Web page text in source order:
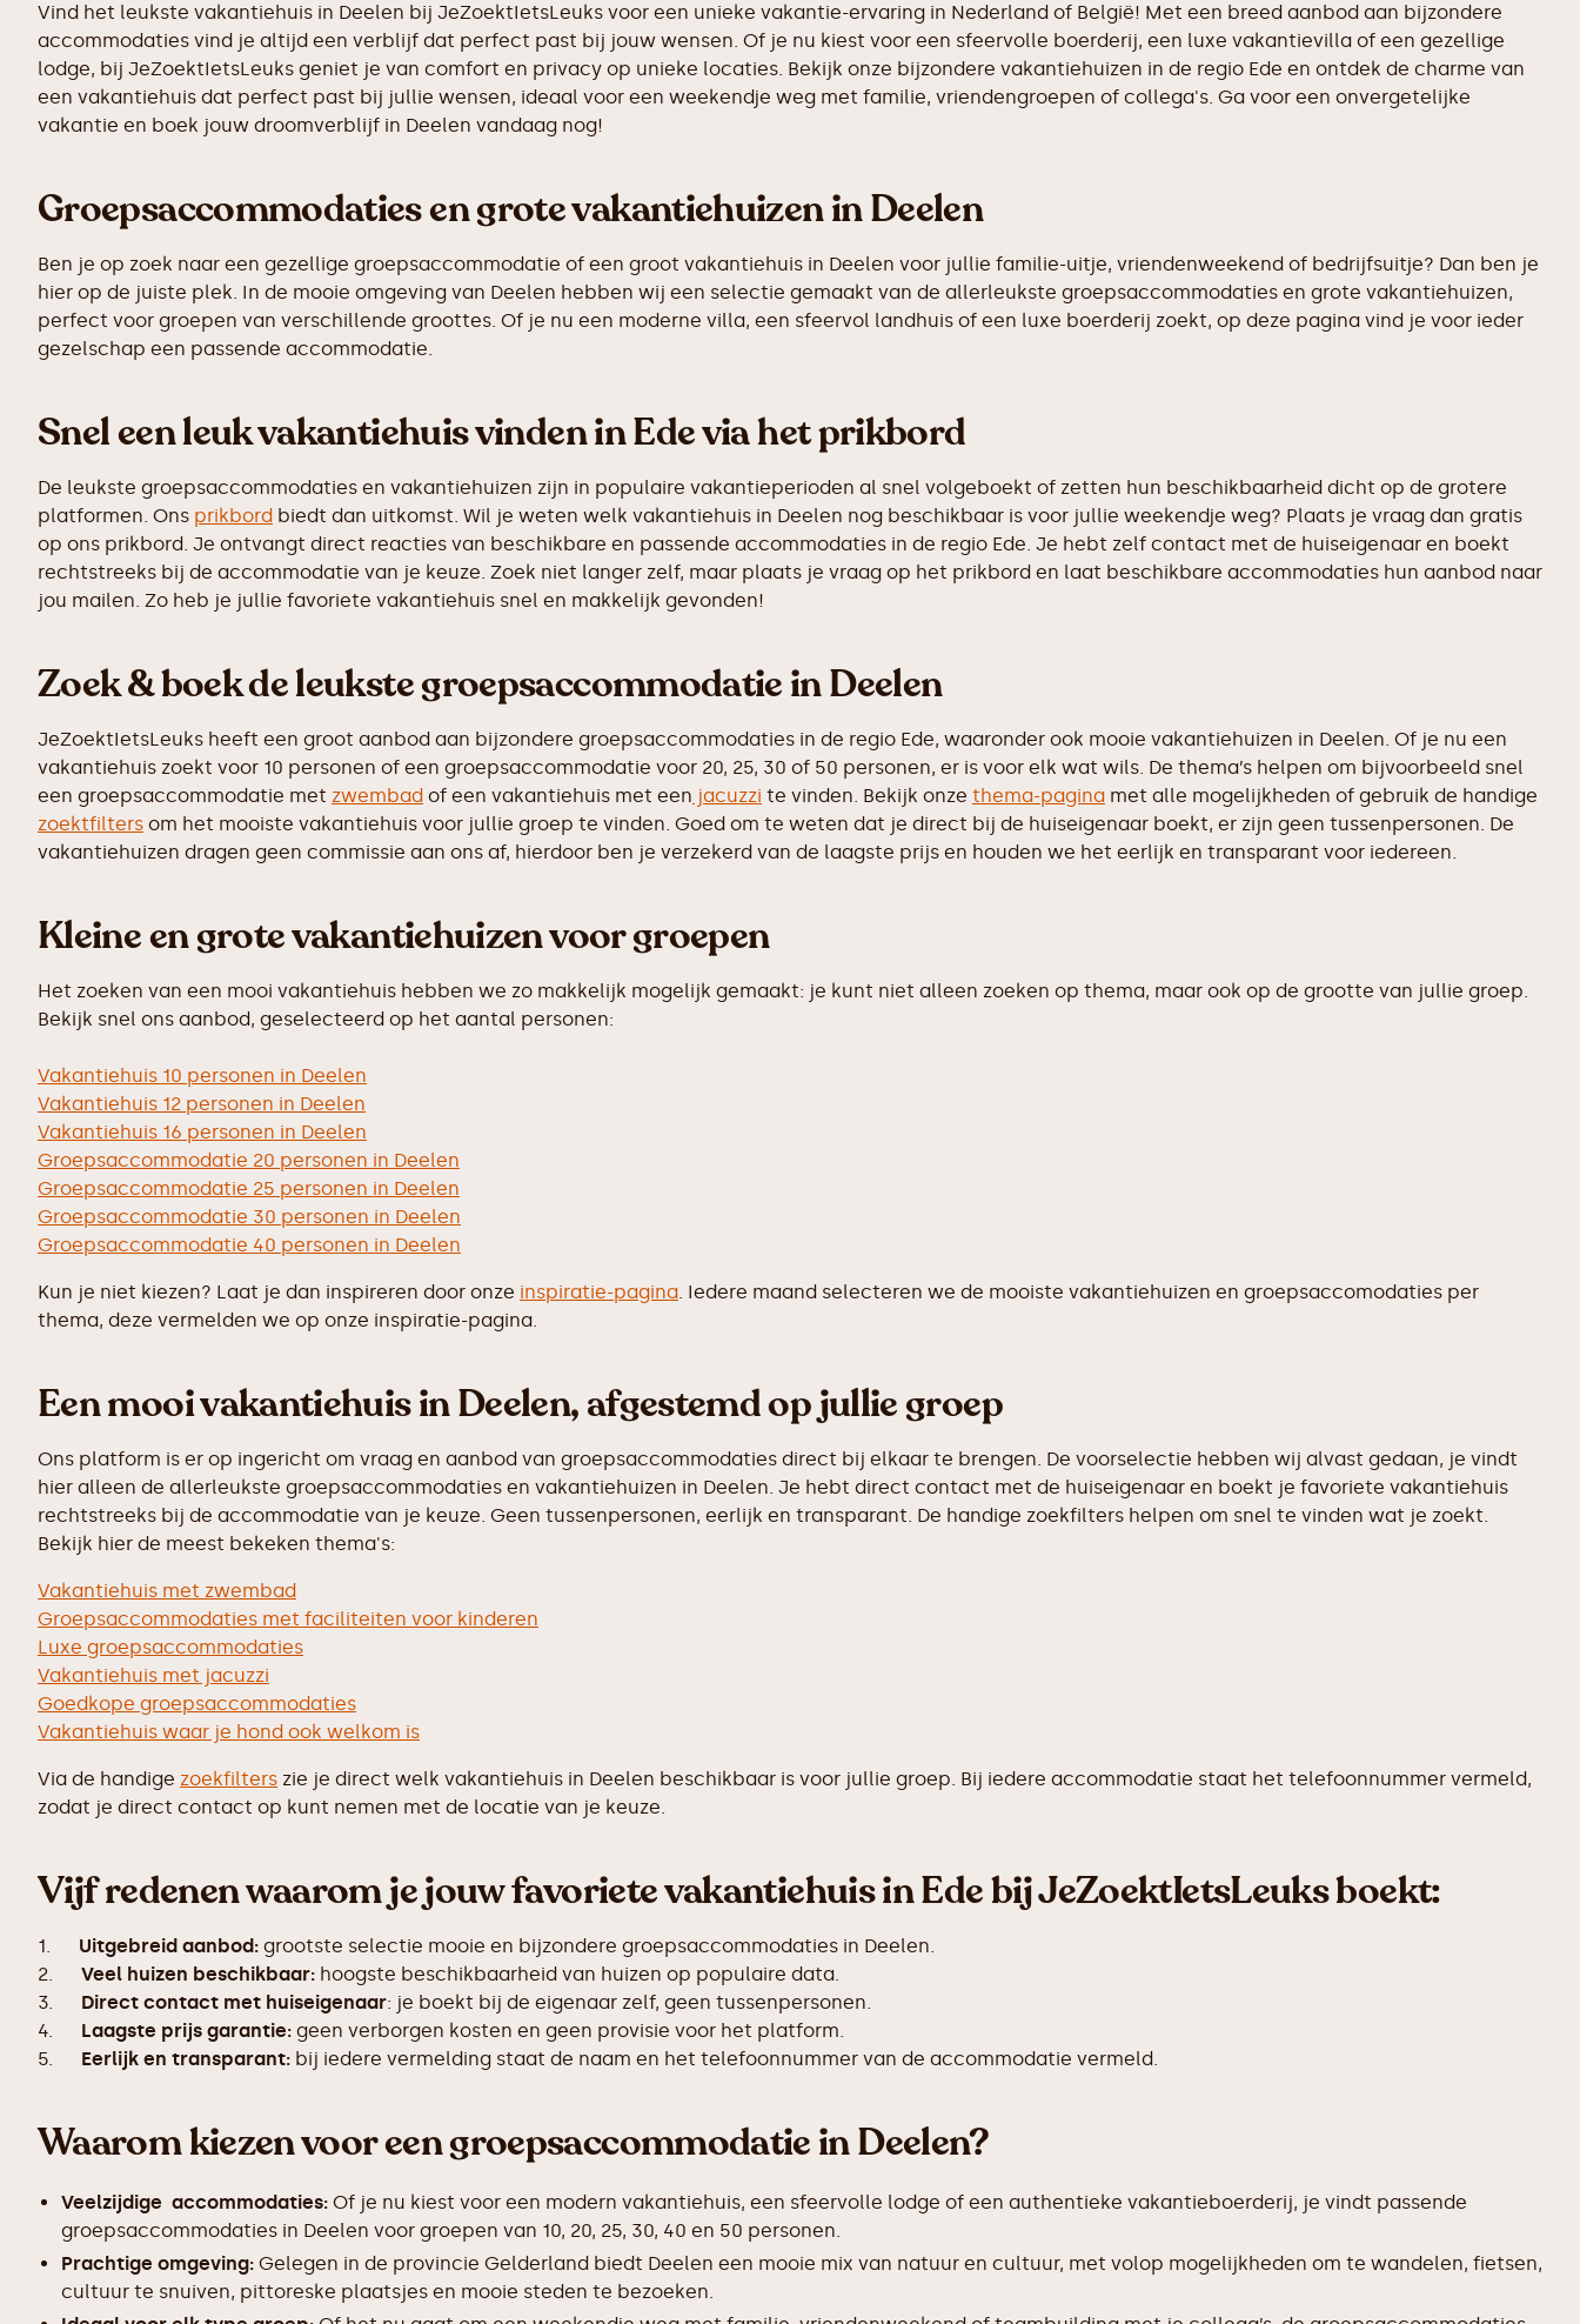
Vind het leukste vakantiehuis in Deelen bij JeZoektIetsLeuks voor een unieke vakantie-ervaring in Nederland of België! Met een breed aanbod aan bijzondere
accommodaties vind je altijd een verblijf dat perfect past bij jouw wensen. Of je nu kiest voor een sfeervolle boerderij, een luxe vakantievilla of een gezellige
lodge, bij JeZoektIetsLeuks geniet je van comfort en privacy op unieke locaties. Bekijk onze bijzondere vakantiehuizen in de regio Ede en ontdek de charme van
een vakantiehuis dat perfect past bij jullie wensen, ideaal voor een weekendje weg met familie, vriendengroepen of collega's. Ga voor een onvergetelijke
vakantie en boek jouw droomverblijf in Deelen vandaag nog!
Groepsaccommodaties en grote vakantiehuizen in Deelen
Ben je op zoek naar een gezellige groepsaccommodatie of een groot vakantiehuis in Deelen voor jullie familie-uitje, vriendenweekend of bedrijfsuitje? Dan ben je
hier op de juiste plek. In de mooie omgeving van Deelen hebben wij een selectie gemaakt van de allerleukste groepsaccommodaties en grote vakantiehuizen,
perfect voor groepen van verschillende groottes. Of je nu een moderne villa, een sfeervol landhuis of een luxe boerderij zoekt, op deze pagina vind je voor ieder
gezelschap een passende accommodatie.
Snel een leuk vakantiehuis vinden in Ede via het prikbord
De leukste groepsaccommodaties en vakantiehuizen zijn in populaire vakantieperioden al snel volgeboekt of zetten hun beschikbaarheid dicht op de grotere
platformen. Ons prikbord biedt dan uitkomst. Wil je weten welk vakantiehuis in Deelen nog beschikbaar is voor jullie weekendje weg? Plaats je vraag dan gratis
op ons prikbord. Je ontvangt direct reacties van beschikbare en passende accommodaties in de regio Ede. Je hebt zelf contact met de huiseigenaar en boekt
rechtstreeks bij de accommodatie van je keuze. Zoek niet langer zelf, maar plaats je vraag op het prikbord en laat beschikbare accommodaties hun aanbod naar
jou mailen. Zo heb je jullie favoriete vakantiehuis snel en makkelijk gevonden!
Zoek & boek de leukste groepsaccommodatie in Deelen
JeZoektIetsLeuks heeft een groot aanbod aan bijzondere groepsaccommodaties in de regio Ede, waaronder ook mooie vakantiehuizen in Deelen. Of je nu een
vakantiehuis zoekt voor 10 personen of een groepsaccommodatie voor 20, 25, 30 of 50 personen, er is voor elk wat wils. De thema’s helpen om bijvoorbeeld snel
een groepsaccommodatie met zwembad of een vakantiehuis met een jacuzzi te vinden. Bekijk onze thema-pagina met alle mogelijkheden of gebruik de handige
zoektfilters om het mooiste vakantiehuis voor jullie groep te vinden. Goed om te weten dat je direct bij de huiseigenaar boekt, er zijn geen tussenpersonen. De
vakantiehuizen dragen geen commissie aan ons af, hierdoor ben je verzekerd van de laagste prijs en houden we het eerlijk en transparant voor iedereen.
Kleine en grote vakantiehuizen voor groepen
Het zoeken van een mooi vakantiehuis hebben we zo makkelijk mogelijk gemaakt: je kunt niet alleen zoeken op thema, maar ook op de grootte van jullie groep.
Bekijk snel ons aanbod, geselecteerd op het aantal personen:
Vakantiehuis 10 personen in Deelen
Vakantiehuis 12 personen in Deelen
Vakantiehuis 16 personen in Deelen
Groepsaccommodatie 20 personen in Deelen
Groepsaccommodatie 25 personen in Deelen
Groepsaccommodatie 30 personen in Deelen
Groepsaccommodatie 40 personen in Deelen
Kun je niet kiezen? Laat je dan inspireren door onze inspiratie-pagina. Iedere maand selecteren we de mooiste vakantiehuizen en groepsaccomodaties per
thema, deze vermelden we op onze inspiratie-pagina.
Een mooi vakantiehuis in Deelen, afgestemd op jullie groep
Ons platform is er op ingericht om vraag en aanbod van groepsaccommodaties direct bij elkaar te brengen. De voorselectie hebben wij alvast gedaan, je vindt
hier alleen de allerleukste groepsaccommodaties en vakantiehuizen in Deelen. Je hebt direct contact met de huiseigenaar en boekt je favoriete vakantiehuis
rechtstreeks bij de accommodatie van je keuze. Geen tussenpersonen, eerlijk en transparant. De handige zoekfilters helpen om snel te vinden wat je zoekt.
Bekijk hier de meest bekeken thema's:
Vakantiehuis met zwembad
Groepsaccommodaties met faciliteiten voor kinderen
Luxe groepsaccommodaties
Vakantiehuis met jacuzzi
Goedkope groepsaccommodaties
Vakantiehuis waar je hond ook welkom is
Via de handige zoekfilters zie je direct welk vakantiehuis in Deelen beschikbaar is voor jullie groep. Bij iedere accommodatie staat het telefoonnummer vermeld,
zodat je direct contact op kunt nemen met de locatie van je keuze.
Vijf redenen waarom je jouw favoriete vakantiehuis in Ede bij JeZoektIetsLeuks boekt:
1. Uitgebreid aanbod: grootste selectie mooie en bijzondere groepsaccommodaties in Deelen.
2. Veel huizen beschikbaar: hoogste beschikbaarheid van huizen op populaire data.
3. Direct contact met huiseigenaar: je boekt bij de eigenaar zelf, geen tussenpersonen.
4. Laagste prijs garantie: geen verborgen kosten en geen provisie voor het platform.
5. Eerlijk en transparant: bij iedere vermelding staat de naam en het telefoonnummer van de accommodatie vermeld.
Waarom kiezen voor een groepsaccommodatie in Deelen?
Veelzijdige accommodaties: Of je nu kiest voor een modern vakantiehuis, een sfeervolle lodge of een authentieke vakantieboerderij, je vindt passende
groepsaccommodaties in Deelen voor groepen van 10, 20, 25, 30, 40 en 50 personen.
Prachtige omgeving: Gelegen in de provincie Gelderland biedt Deelen een mooie mix van natuur en cultuur, met volop mogelijkheden om te wandelen, fietsen,
cultuur te snuiven, pittoreske plaatsjes en mooie steden te bezoeken.